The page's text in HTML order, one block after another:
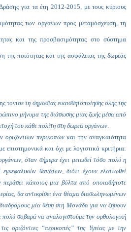
για τα έτη 2012-2015, με τους κύριους
των οργάνων προς μεταμόσχευση, τη
και της προσβασιμότητας στο σύστημα
της ποιότητας και της ασφάλειας της δωρεάς
τονισετη σημασίας ευαισθητοποίησης όλης της
μήνυμα της διάσωσης μιας ζωής μέσα από
του κάθε πολίτη στη δωρεά οργάνων.
οριζόντιων περικοπώνκαι την αναγκαιότητα
επιστημονικά και όχι με λογιστικά κριτήρια:
όταν σήμερα έχει μειωθεί τόσο πολύ η
θανάτων, διότι έχουν ελαττωθεί
κάποιος μια βόλτα από οποιαδήποτε
θα αντικρίσει ένα θέαμα διασωληνωμένων
μία θέση στη Μονάδα για να ζήσουν
πολύ σοβαράνα αναλογιστούμε την ορθολογική
οριζόντιες “περικοπές” της Υγείας με την